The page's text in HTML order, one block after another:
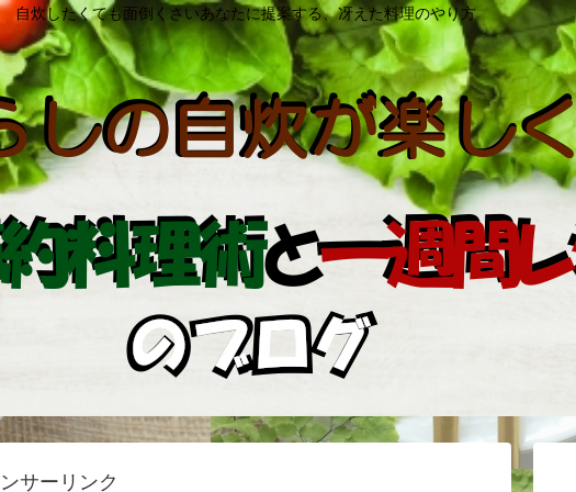
自炊したくても面倒くさいあなたに提案する、冴えた料理のやり方
サーリンク